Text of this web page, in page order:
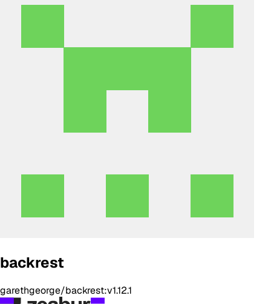
backrest
garethgeorge/backrest:v1.12.1